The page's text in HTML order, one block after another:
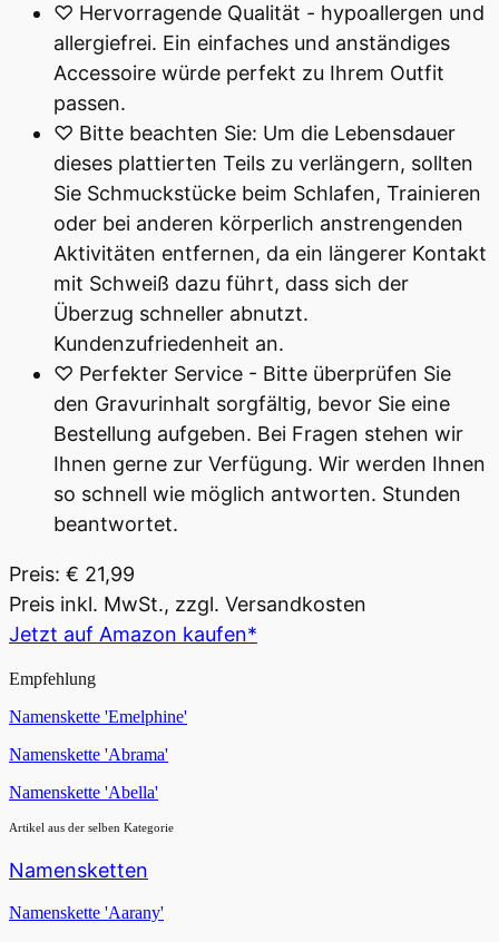
♡ Hervorragende Qualität - hypoallergen und
allergiefrei. Ein einfaches und anständiges
Accessoire würde perfekt zu Ihrem Outfit
passen.
♡ Bitte beachten Sie: Um die Lebensdauer
dieses plattierten Teils zu verlängern, sollten
Sie Schmuckstücke beim Schlafen, Trainieren
oder bei anderen körperlich anstrengenden
Aktivitäten entfernen, da ein längerer Kontakt
mit Schweiß dazu führt, dass sich der
Überzug schneller abnutzt.
Kundenzufriedenheit an.
♡ Perfekter Service - Bitte überprüfen Sie
den Gravurinhalt sorgfältig, bevor Sie eine
Bestellung aufgeben. Bei Fragen stehen wir
Ihnen gerne zur Verfügung. Wir werden Ihnen
so schnell wie möglich antworten. Stunden
beantwortet.
Preis: € 21,99
Preis inkl. MwSt., zzgl. Versandkosten
Jetzt auf Amazon kaufen*
Empfehlung
Namenskette 'Emelphine'
Namenskette 'Abrama'
Namenskette 'Abella'
Artikel aus der selben Kategorie
Namensketten
Namenskette 'Aarany'